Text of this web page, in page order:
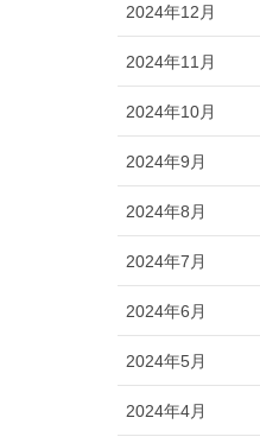
2024年12月
2024年11月
2024年10月
2024年9月
2024年8月
2024年7月
2024年6月
2024年5月
2024年4月